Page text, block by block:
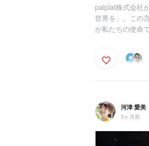
palplat株式会社
世界を」。この
が私たちの使命
河津 愛美
5ヶ月前